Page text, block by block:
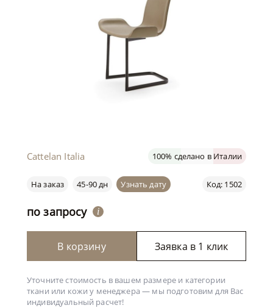
Cattelan Italia 100% сделано в Италии
Код: 1502
На заказ 45-90 дн Узнать дату
по запросу i
В корзину Заявка в 1 клик
Уточните стоимость в вашем размере и категории
ткани или кожи у менеджера — мы подготовим для Вас
индивидуальный расчет!